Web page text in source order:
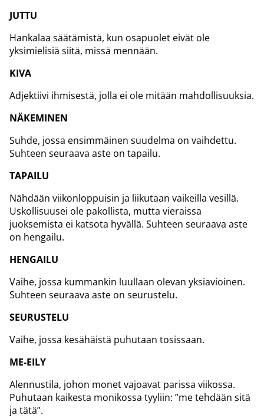
JUTTU
Hankalaa säätämistä, kun osapuolet eivät ole
yksimielisiä siitä, missä mennään.
KIVA
Adjektiivi ihmisestä, jolla ei ole mitään mahdollisuuksia.
NÄKEMINEN
Suhde, jossa ensimmäinen suudelma on vaihdettu.
Suhteen seuraava aste on tapailu.
TAPAILU
Nähdään viikonloppuisin ja liikutaan vaikeilla vesillä.
Uskollisuusei ole pakollista, mutta vieraissa
juoksemista ei katsota hyvällä. Suhteen seuraava aste
on hengailu.
HENGAILU
Vaihe, jossa kummankin luullaan olevan yksiavioinen.
Suhteen seuraava aste on seurustelu.
SEURUSTELU
Vaihe, jossa kesähäistä puhutaan tosissaan.
ME-EILY
Alennustila, johon monet vajoavat parissa viikossa.
Puhutaan kaikesta monikossa tyyliin: ”me tehdään sitä
ja tätä”.